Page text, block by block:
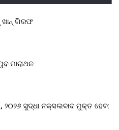
ଖାନ୍ ଗିରଫ
ମାରାଥନ
୨୦୨୬ ସୁଦ୍ଧା ନକ୍ସଲବାଦ ମୁକ୍ତ ହେବ: